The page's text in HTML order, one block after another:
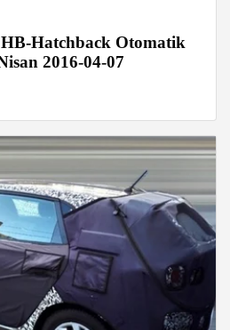
Hatchback Otomatik
2016-04-07